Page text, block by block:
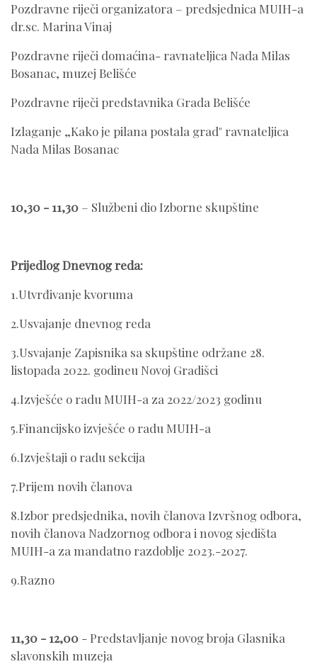
Pozdravne riječi organizatora – predsjednica MUIH-a
dr.sc. Marina Vinaj
Pozdravne riječi domaćina- ravnateljica Nada Milas
Bosanac, muzej Belišće
Pozdravne riječi predstavnika Grada Belišće
Izlaganje „Kako je pilana postala grad" ravnateljica
Nada Milas Bosanac
10,30 - 11,30 – Službeni dio Izborne skupštine
Prijedlog Dnevnog reda:
1.Utvrđivanje kvoruma
2.Usvajanje dnevnog reda
3.Usvajanje Zapisnika sa skupštine održane 28.
listopada 2022. godineu Novoj Gradišci
4.Izvješće o radu MUIH-a za 2022/2023 godinu
5.Financijsko izvješće o radu MUIH-a
6.Izvještaji o radu sekcija
7.Prijem novih članova
8.Izbor predsjednika, novih članova Izvršnog odbora,
novih članova Nadzornog odbora i novog sjedišta
MUIH-a za mandatno razdoblje 2023.-2027.
9.Razno
11,30 - 12,00 - Predstavljanje novog broja Glasnika
slavonskih muzeja